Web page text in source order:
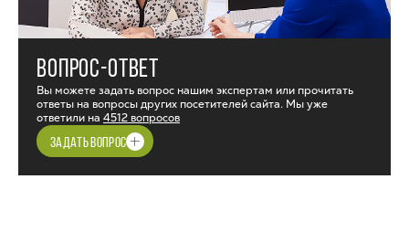
ВОПРОС-ОТВЕТ
Вы можете задать вопрос нашим экспертам или прочитать
ответы на вопросы других посетителей сайта. Мы уже
ответили на 4512 вопросов
ЗАДАТЬ ВОПРОС